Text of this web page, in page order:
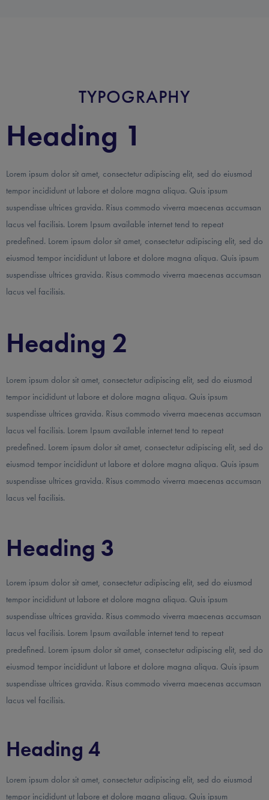
TYPOGRAPHY
Heading 1
Lorem ipsum dolor sit amet, consectetur adipiscing elit, sed do eiusmod
tempor incididunt ut labore et dolore magna aliqua. Quis ipsum
suspendisse ultrices gravida. Risus commodo viverra maecenas accumsan
lacus vel facilisis. Lorem Ipsum available internet tend to repeat
predefined. Lorem ipsum dolor sit amet, consectetur adipiscing elit, sed do
eiusmod tempor incididunt ut labore et dolore magna aliqua. Quis ipsum
suspendisse ultrices gravida. Risus commodo viverra maecenas accumsan
lacus vel facilisis.
Heading 2
Lorem ipsum dolor sit amet, consectetur adipiscing elit, sed do eiusmod
tempor incididunt ut labore et dolore magna aliqua. Quis ipsum
suspendisse ultrices gravida. Risus commodo viverra maecenas accumsan
lacus vel facilisis. Lorem Ipsum available internet tend to repeat
predefined. Lorem ipsum dolor sit amet, consectetur adipiscing elit, sed do
eiusmod tempor incididunt ut labore et dolore magna aliqua. Quis ipsum
suspendisse ultrices gravida. Risus commodo viverra maecenas accumsan
lacus vel facilisis.
Heading 3
Lorem ipsum dolor sit amet, consectetur adipiscing elit, sed do eiusmod
tempor incididunt ut labore et dolore magna aliqua. Quis ipsum
suspendisse ultrices gravida. Risus commodo viverra maecenas accumsan
lacus vel facilisis. Lorem Ipsum available internet tend to repeat
predefined. Lorem ipsum dolor sit amet, consectetur adipiscing elit, sed do
eiusmod tempor incididunt ut labore et dolore magna aliqua. Quis ipsum
suspendisse ultrices gravida. Risus commodo viverra maecenas accumsan
lacus vel facilisis.
Heading 4
Lorem ipsum dolor sit amet, consectetur adipiscing elit, sed do eiusmod
tempor incididunt ut labore et dolore magna aliqua. Quis ipsum